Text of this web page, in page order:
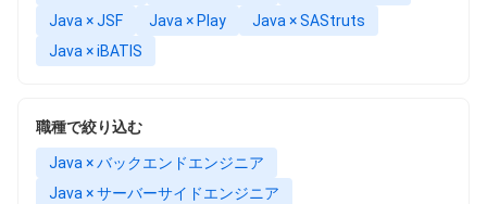
Java × JSF
Java × Play
Java × SAStruts
Java × iBATIS
職種で絞り込む
Java × バックエンドエンジニア
Java × サーバーサイドエンジニア